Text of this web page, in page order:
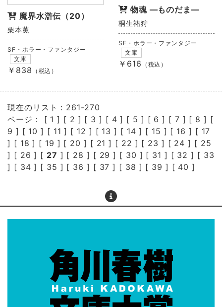
魔界水滸伝（20）
栗本薫
SF・ホラー・ファンタジー
文庫
￥838 （税込）
物魂 ―ものだま―
桐生祐狩
SF・ホラー・ファンタジー
文庫
￥616 （税込）
現在のリスト：261-270
ページ： [ 1 ] [ 2 ] [ 3 ] [ 4 ] [ 5 ] [ 6 ] [ 7 ] [ 8 ] [
9 ] [ 10 ] [ 11 ] [ 12 ] [ 13 ] [ 14 ] [ 15 ] [ 16 ] [ 17
] [ 18 ] [ 19 ] [ 20 ] [ 21 ] [ 22 ] [ 23 ] [ 24 ] [ 25
] [ 26 ] [ 27 ] [ 28 ] [ 29 ] [ 30 ] [ 31 ] [ 32 ] [ 33
] [ 34 ] [ 35 ] [ 36 ] [ 37 ] [ 38 ] [ 39 ] [ 40 ]